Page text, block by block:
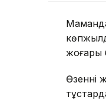
жоғары